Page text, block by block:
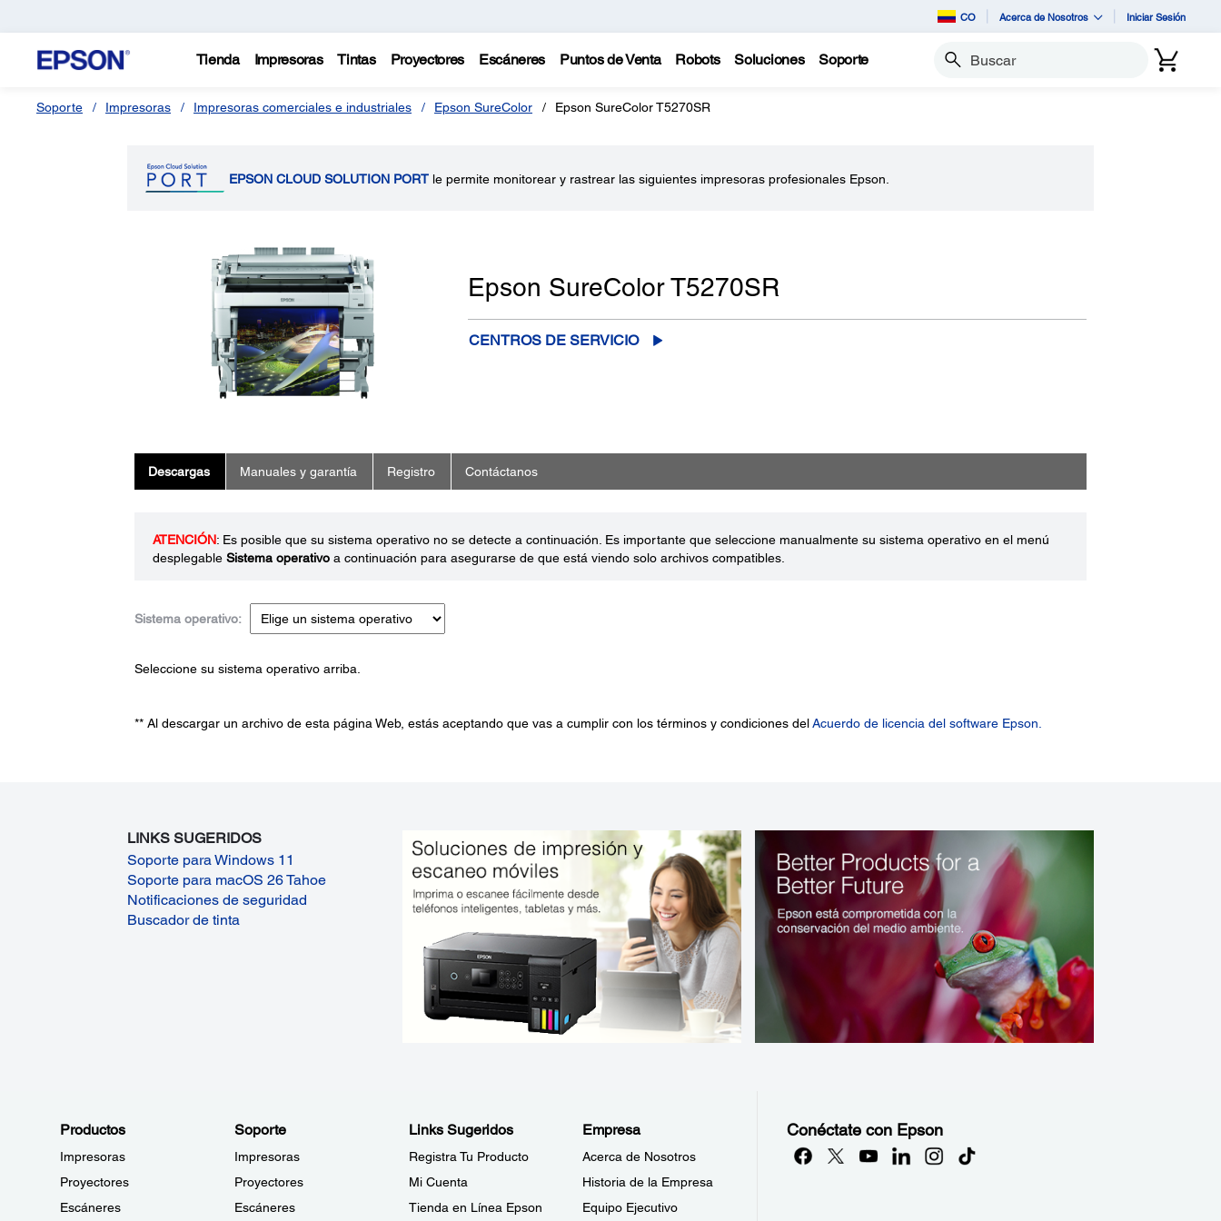
CO Acerca de Nosotros Iniciar Sesión
Tienda Impresoras Tintas Proyectores Escáneres Puntos de Venta Robots Soluciones Soporte Buscar
Soporte Impresoras Impresoras comerciales e industriales Epson SureColor Epson SureColor T5270SR
EPSON CLOUD SOLUTION PORT le permite monitorear y rastrear las siguientes impresoras profesionales Epson.
Epson SureColor T5270SR
CENTROS DE SERVICIO
Descargas Manuales y garantía Registro Contáctanos
ATENCIÓN: Es posible que su sistema operativo no se detecte a continuación. Es importante que seleccione manualmente su sistema operativo en el menú
desplegable Sistema operativoa continuación para asegurarse de que está viendo solo archivos compatibles.
Sistema operativo:
Seleccione su sistema operativo arriba.
** Al descargar un archivo de esta página Web, estás aceptando que vas a cumplir con los términos y condiciones delAcuerdo de licencia del software Epson.
LINKS SUGERIDOS
Soporte para Windows 11
Soporte para macOS 26 Tahoe
Notificaciones de seguridad
Buscador de tinta
Productos
Impresoras
Proyectores
Escáneres
Soporte
Impresoras
Proyectores
Escáneres
Links Sugeridos
Registra Tu Producto
Mi Cuenta
Tienda en Línea Epson
Empresa
Acerca de Nosotros
Historia de la Empresa
Equipo Ejecutivo
Conéctate con Epson